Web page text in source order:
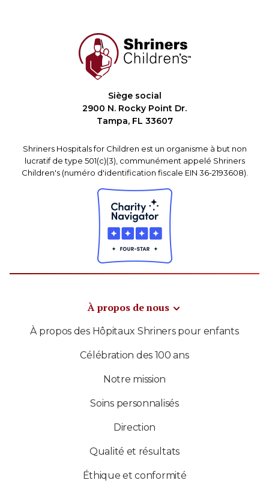
Siège social
2900 N. Rocky Point Dr.
Tampa, FL 33607
Shriners Hospitals for Children est un organisme à but non
lucratif de type 501(c)(3), communément appelé Shriners
Children's (numéro d'identification fiscale EIN 36-2193608).
À propos de nous
À propos des Hôpitaux Shriners pour enfants
Célébration des 100 ans
Notre mission
Soins personnalisés
Direction
Qualité et résultats
Éthique et conformité